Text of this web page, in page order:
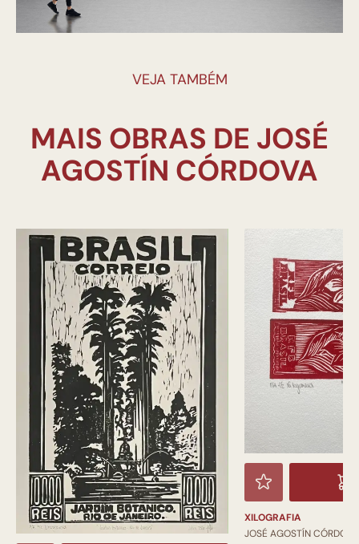
VEJA TAMBÉM
MAIS OBRAS DE JOSÉ
XILOGRAFIA
JOSÉ AGOSTÍN CÓRDOVA